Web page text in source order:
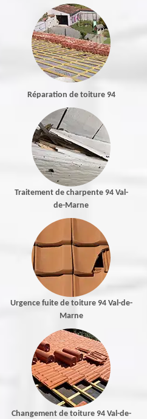
Réparation de toiture 94
Traitement de charpente 94 Val-
de-Marne
Urgence fuite de toiture 94 Val-de-
Marne
Changement de toiture 94 Val-de-